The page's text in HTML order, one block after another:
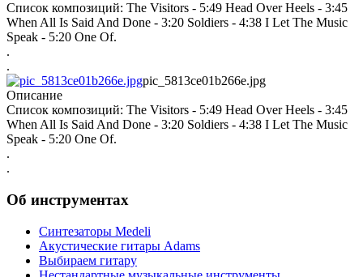
Список композиций: The Visitors - 5:49 Head Over Heels - 3:45
When All Is Said And Done - 3:20 Soldiers - 4:38 I Let The Music
Speak - 5:20 One Of.
.
.
pic_5813ce01b266e.jpg
Описание
Список композиций: The Visitors - 5:49 Head Over Heels - 3:45
When All Is Said And Done - 3:20 Soldiers - 4:38 I Let The Music
Speak - 5:20 One Of.
.
.
Об инструментах
Синтезаторы Мedeli
Акустические гитары Adams
Выбираем гитару